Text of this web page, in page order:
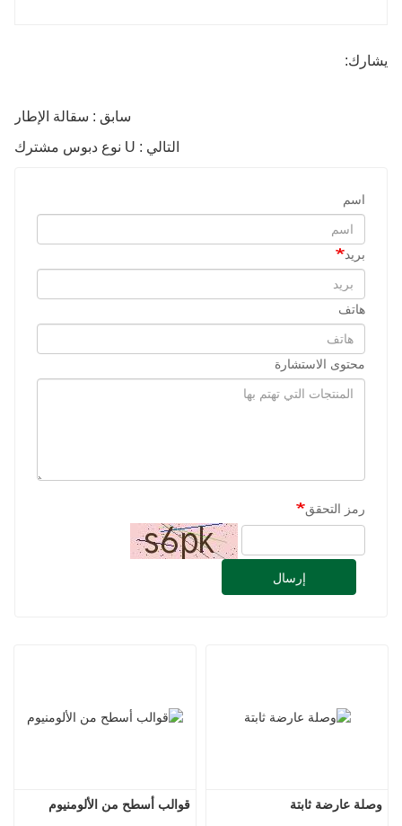
يشارك:
سابق : سقالة الإطار
التالي : U نوع دبوس مشترك
اسم
بريد
هاتف
محتوى الاستشارة
رمز التحقق
إرسال
قوالب أسطح من الألومنيوم وصلة عارضة ثابتة